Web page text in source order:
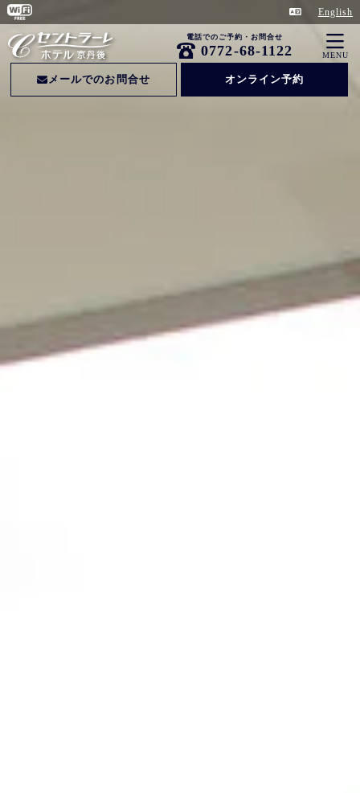
English
電話でのご予約・お問合せ
0772-68-1122
メールでのお問合せ オンライン予約
MENU